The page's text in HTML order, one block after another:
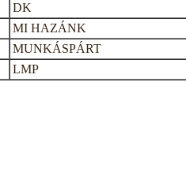
DK
MI HAZÁNK
MUNKÁSPÁRT
LMP